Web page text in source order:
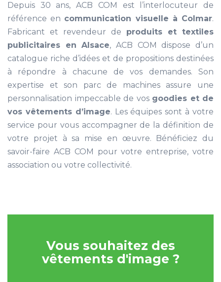
Depuis 30 ans, ACB COM est l’interlocuteur de
référence en communication visuelle à Colmar.
Fabricant et revendeur de produits et textiles
publicitaires en Alsace, ACB COM dispose d’un
catalogue riche d’idées et de propositions destinées
à répondre à chacune de vos demandes. Son
expertise et son parc de machines assure une
personnalisation impeccable de vos goodies et de
vos vêtements d’image. Les équipes sont à votre
service pour vous accompagner de la définition de
votre projet à sa mise en œuvre. Bénéficiez du
savoir-faire ACB COM pour votre entreprise, votre
association ou votre collectivité.
Vous souhaitez des
vêtements d'image ?